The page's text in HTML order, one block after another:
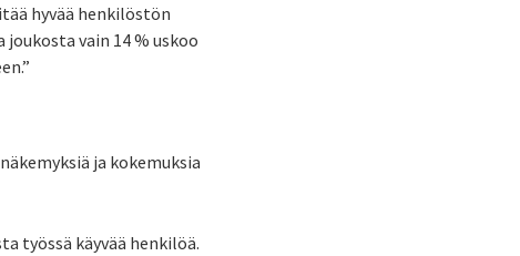
hyvää henkilöstön
vain 14 % uskoo
ja kokemuksia
työssä käyvää henkilöä.